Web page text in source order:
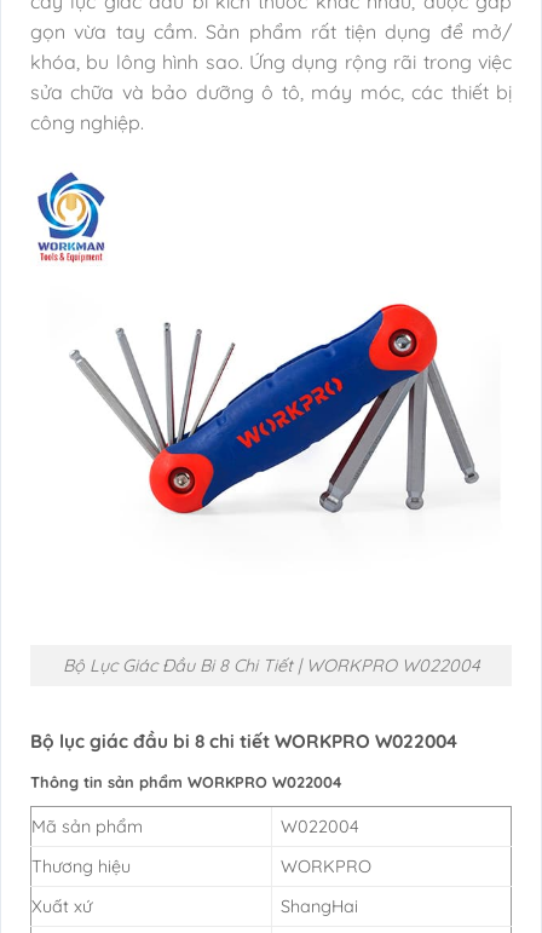
gọn vừa tay cầm. Sản phẩm rất tiện dụng để mở/
khóa, bu lông hình sao. Ứng dụng rộng rãi trong việc
sửa chữa và bảo dưỡng ô tô, máy móc, các thiết bị
công nghiệp.
Bộ Lục Giác Đầu Bi 8 Chi Tiết | WORKPRO W022004
Bộ lục giác đầu bi 8 chi tiết WORKPRO W022004
Thông tin sản phẩm WORKPRO W022004
Mã sản phẩm
W022004
Thương hiệu
WORKPRO
Xuất xứ
ShangHai